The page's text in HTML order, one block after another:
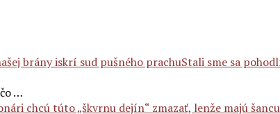
Stali sme sa
…